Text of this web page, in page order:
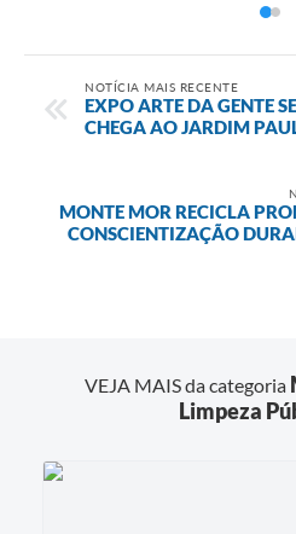
NOTÍCIA MAIS RECENTE
EXPO ARTE DA GENTE
CHEGA AO JARDIM
MONTE MOR RECICLA
CONSCIENTIZAÇÃO
VEJA MAIS da categoria
Limpeza